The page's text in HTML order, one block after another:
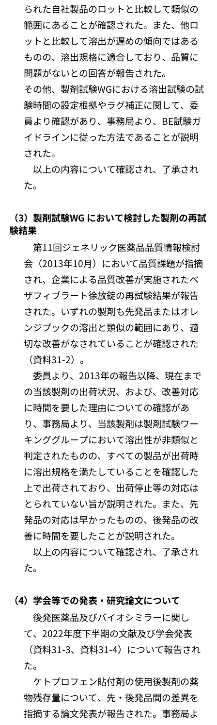
られた自社製品のロットと比較して類似の
範囲にあることが確認された。また、他ロ
ットと比較して溶出が遅めの傾向ではある
ものの、溶出規格に適合しており、品質に
問題がないとの回答が報告された。
その他、製剤試験WGにおける溶出試験の試
験時間の設定根拠やラグ補正に関して、委
員より確認があり、事務局より、BE試験ガ
イドラインに従った方法であることが説明
された。
以上の内容について確認され、了承され
た。
（3）製剤試験WG において検討した製剤の再試
験結果
第11回ジェネリック医薬品品質情報検討
会（2013年10月）において品質課題が指摘
され、企業による品質改善が実施されたベ
ザフィブラート徐放錠の再試験結果が報告
された。いずれの製剤も先発品またはオレ
ンジブックの溶出と類似の範囲にあり、適
切な改善がなされていることが確認された
（資料31-2）。
委員より、2013年の報告以降、現在まで
の当該製剤の出荷状況、および、改善対応
に時間を要した理由についての確認があ
り、事務局より、当該製剤は製剤試験ワー
キンググループにおいて溶出性が非類似と
判定されたものの、すべての製品が出荷時
に溶出規格を満たしていることを確認した
上で出荷されており、出荷停止等の対応は
とられていない旨が説明された。また、先
発品の対応は早かったものの、後発品の改
善に時間を要したことが説明された。
以上の内容について確認され、了承され
た。
（4）学会等での発表・研究論文について
後発医薬品及びバイオシミラーに関し
て、2022年度下半期の文献及び学会発表
（資料31-3、資料31-4）について報告され
た。
ケトプロフェン貼付剤の使用後製剤の薬
物残存量について、先・後発品間の差異を
指摘する論文発表が報告された。事務局よ